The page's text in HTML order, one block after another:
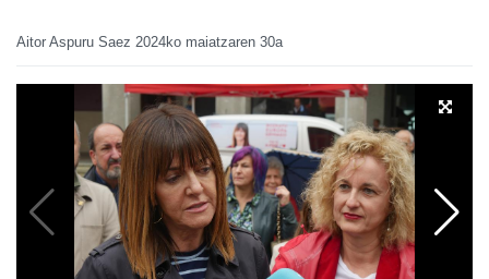
Aitor Aspuru Saez 2024ko maiatzaren 30a